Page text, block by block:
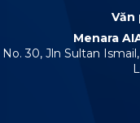
Văn
Menara
No. 30, Jln Sultan